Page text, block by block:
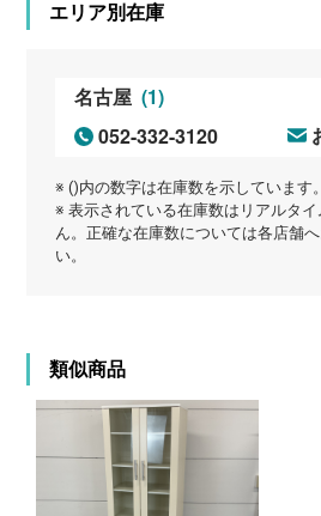
エリア別在庫
名古屋 (1)
052-332-3120
※ ()内の数字は在庫数を示しています。
※ 表示されている在庫数はリアルタ
ん。正確な在庫数については各店舗
い。
類似商品